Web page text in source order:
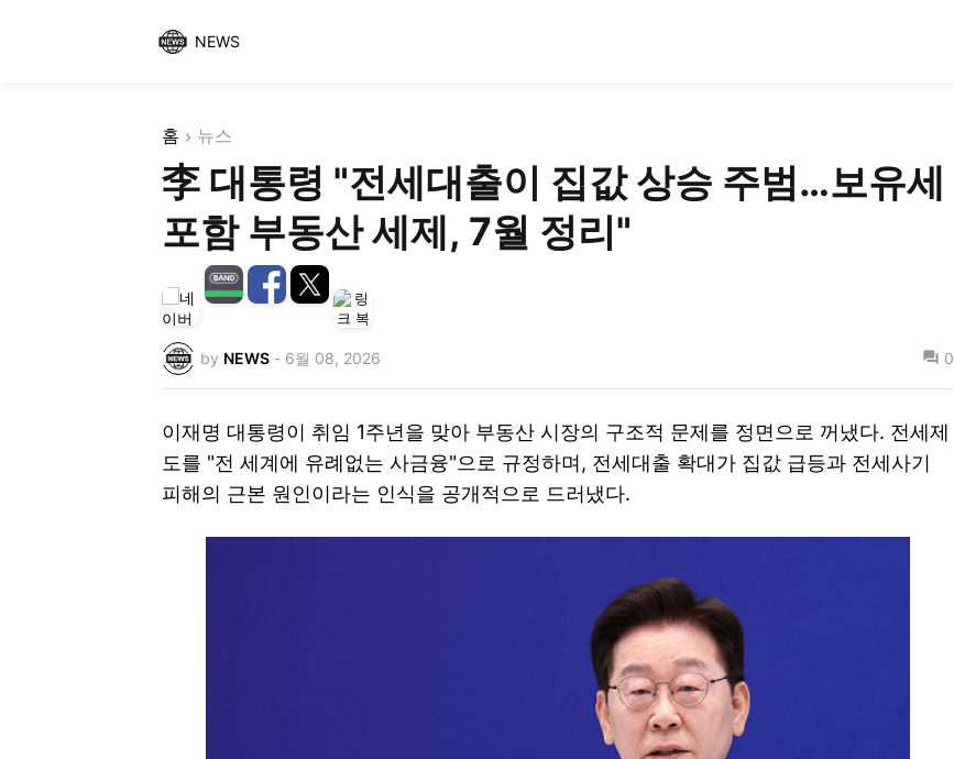
NEWS
홈 뉴스
李 대통령 "전세대출이 집값 상승 주범…보유세
포함 부동산 세제, 7월 정리"
by NEWS - 6월 08, 2026 0
이재명 대통령이 취임 1주년을 맞아 부동산 시장의 구조적 문제를 정면으로 꺼냈다. 전세제
도를 "전 세계에 유례없는 사금융"으로 규정하며, 전세대출 확대가 집값 급등과 전세사기
피해의 근본 원인이라는 인식을 공개적으로 드러냈다.